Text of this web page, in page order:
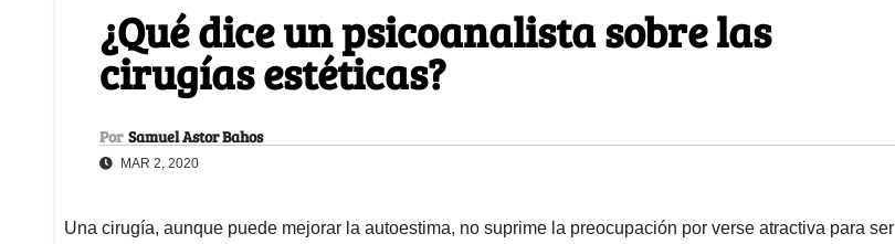
¿Qué dice un psicoanalista sobre las
cirugías estéticas?
Por Samuel Astor Bahos
MAR 2, 2020
Una cirugía, aunque puede mejorar la autoestima, no suprime la preocupación por verse atractiva para ser